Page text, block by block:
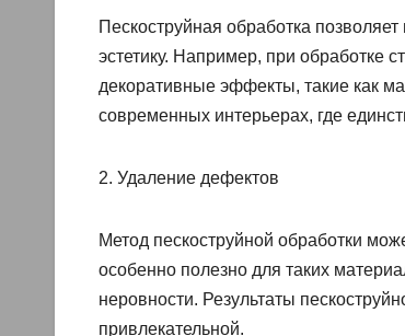
Пескоструйная обработка
эстетику. Например, при обработке
декоративные эффекты, такие как
современных интерьерах, где
2. Удаление дефектов
Метод пескоструйной обработки
особенно полезно для таких
неровности. Результаты
привлекательной.